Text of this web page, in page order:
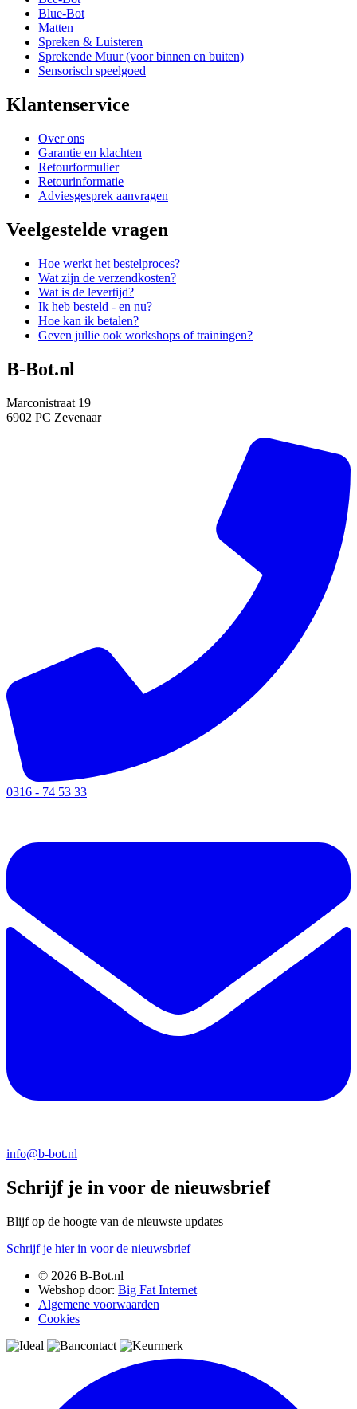
Blue-Bot
Matten
Spreken & Luisteren
Sprekende Muur (voor binnen en buiten)
Sensorisch speelgoed
Klantenservice
Over ons
Garantie en klachten
Retourformulier
Retourinformatie
Adviesgesprek aanvragen
Veelgestelde vragen
Hoe werkt het bestelproces?
Wat zijn de verzendkosten?
Wat is de levertijd?
Ik heb besteld - en nu?
Hoe kan ik betalen?
Geven jullie ook workshops of trainingen?
B-Bot.nl
Marconistraat 19
6902 PC Zevenaar
0316 - 74 53 33
info@b-bot.nl
Schrijf je in voor de nieuwsbrief
Blijf op de hoogte van de nieuwste updates
Schrijf je hier in voor de nieuwsbrief
© 2026 B-Bot.nl
Webshop door: Big Fat Internet
Algemene voorwaarden
Cookies